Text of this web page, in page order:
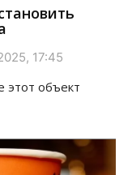
17:45
этот объект